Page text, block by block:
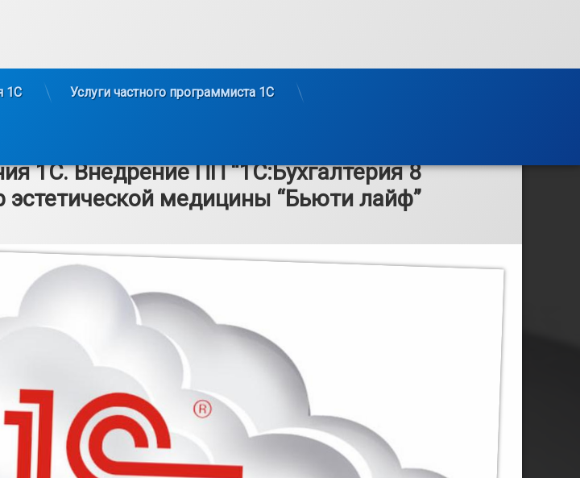
1С Услуги частного программиста 1С
1С. Внедрение ПП “1С:Бухгалтерия 8
медицины “Бьюти лайф”